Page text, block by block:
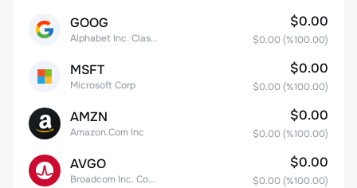
GOOG
Alphabet Inc. Class C Capital Stock
$0.00
$0.00 (%100.00)
MSFT
Microsoft Corp
$0.00
$0.00 (%100.00)
AMZN
Amazon.Com Inc
$0.00
$0.00 (%100.00)
AVGO
Broadcom Inc. Common Stock
$0.00
$0.00 (%100.00)